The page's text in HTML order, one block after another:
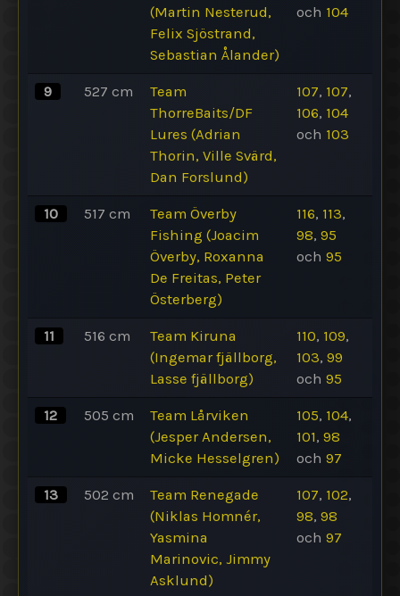
(Martin Nesterud,
Felix Sjöstrand,
Sebastian Ålander)
och 104
9 527 cm
Team
ThorreBaits/DF
Lures (Adrian
Thorin, Ville Svärd,
Dan Forslund)
107, 107,
106, 104
och 103
10 517 cm
Team Överby
Fishing (Joacim
Överby, Roxanna
De Freitas, Peter
Österberg)
116, 113,
98, 95
och 95
11 516 cm
Team Kiruna
(Ingemar fjällborg,
Lasse fjällborg)
110, 109,
103, 99
och 95
12 505 cm
Team Lårviken
(Jesper Andersen,
Micke Hesselgren)
105, 104,
101, 98
och 97
13 502 cm
Team Renegade
(Niklas Homnér,
Yasmina
Marinovic, Jimmy
Asklund)
107, 102,
98, 98
och 97